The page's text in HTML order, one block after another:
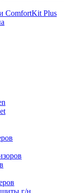
ComfortKit Plus
г/н